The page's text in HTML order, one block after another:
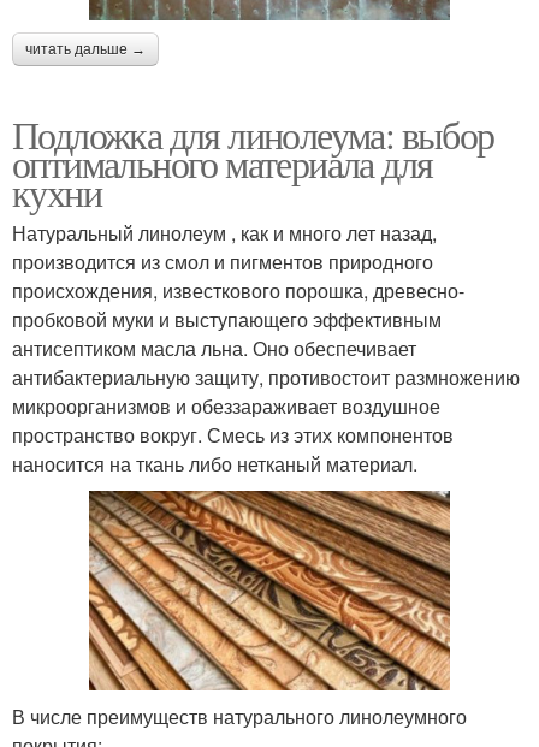
читать дальше →
Подложка для линолеума: выбор
оптимального материала для
кухни
Натуральный линолеум , как и много лет назад,
производится из смол и пигментов природного
происхождения, известкового порошка, древесно-
пробковой муки и выступающего эффективным
антисептиком масла льна. Оно обеспечивает
антибактериальную защиту, противостоит размножению
микроорганизмов и обеззараживает воздушное
пространство вокруг. Смесь из этих компонентов
наносится на ткань либо нетканый материал.
В числе преимуществ натурального линолеумного